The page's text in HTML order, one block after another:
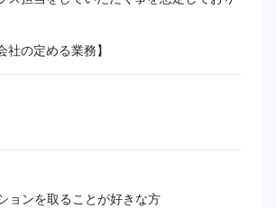
社の定める業務】
ョンを取ることが好きな方